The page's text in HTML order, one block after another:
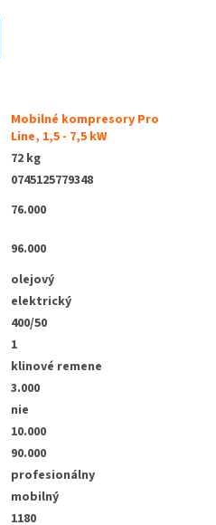
Mobilné kompresory Pro
Line, 1,5 - 7,5 kW
72 kg
0745125779348
76.000
96.000
olejový
elektrický
400/50
1
klinové remene
3.000
nie
10.000
90.000
profesionálny
mobilný
1180